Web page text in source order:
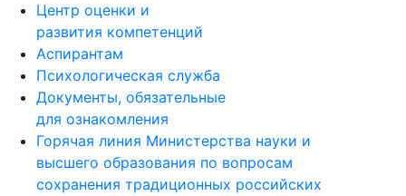
Центр оценки и
развития компетенций
Аспирантам
Психологическая служба
Документы, обязательные
для ознакомления
Горячая линия Министерства науки и
высшего образования по вопросам
сохранения традиционных российских